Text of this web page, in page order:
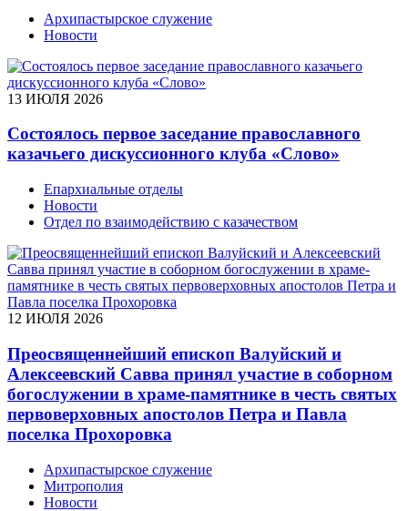
Архипастырское служение
Новости
13 ИЮЛЯ 2026
Состоялось первое заседание православного
казачьего дискуссионного клуба «Слово»
Епархиальные отделы
Новости
Отдел по взаимодействию с казачеством
12 ИЮЛЯ 2026
Преосвященнейший епископ Валуйский и
Алексеевский Савва принял участие в соборном
богослужении в храме-памятнике в честь святых
первоверховных апостолов Петра и Павла
поселка Прохоровка
Архипастырское служение
Митрополия
Новости